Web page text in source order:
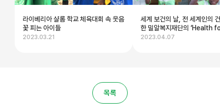
라이베리아 샬롬 학교 체육대회 속 웃음
꽃 피는 아이들
2023.03.21
세계 보건의 날, 전 세계인의
한 밀알복지재단의 ‘Health
2023.04.07
목록